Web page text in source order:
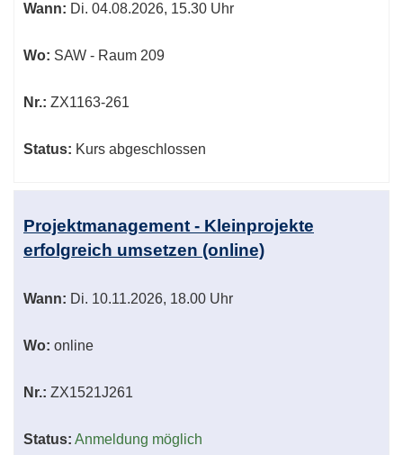
Wann: Di. 04.08.2026, 15.30 Uhr
Wo: SAW - Raum 209
Nr.: ZX1163-261
Status: Kurs abgeschlossen
Projektmanagement - Kleinprojekte
erfolgreich umsetzen (online)
Wann: Di. 10.11.2026, 18.00 Uhr
Wo: online
Nr.: ZX1521J261
Status: Anmeldung möglich